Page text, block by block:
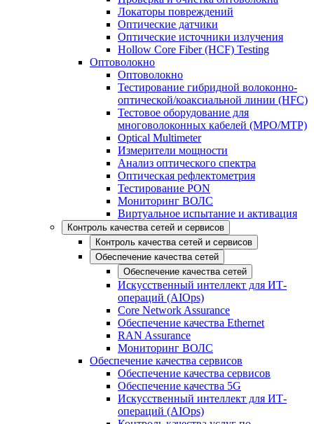
Локаторы повреждений
Оптические датчики
Оптические источники излучения
Hollow Core Fiber (HCF) Testing
Оптоволокно
Оптоволокно
Тестирование гибридной волоконно-
оптической/коаксиальной линии (HFC)
Тестовое оборудование для
многоволоконных кабелей (MPO/MTP)
Optical Multimeter
Измерители мощности
Анализ оптического спектра
Оптическая рефлектометрия
Тестирование PON
Мониторинг ВОЛС
Виртуальное испытание и активация
Контроль качества сетей и сервисов
Контроль качества сетей и сервисов
Обеспечение качества сетей
Обеспечение качества сетей
Искусственный интеллект для ИТ-
операций (AIOps)
Core Network Assurance
Обеспечение качества Ethernet
RAN Assurance
Мониторинг ВОЛС
Обеспечение качества сервисов
Обеспечение качества сервисов
Обеспечение качества 5G
Искусственный интеллект для ИТ-
операций (AIOps)